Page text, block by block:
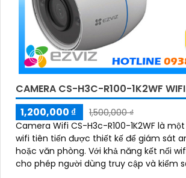
CAMERA CS-H3C-R100-1K2WF WIFI
1,200,000 ₫
1,500,000 ₫
Camera Wifi CS-H3c-R100-1K2WF là
wifi tiên tiến được thiết kế để giám sát
hoặc văn phòng. Với khả năng kết nối wifi, camera này
cho phép người dùng truy cập và kiểm